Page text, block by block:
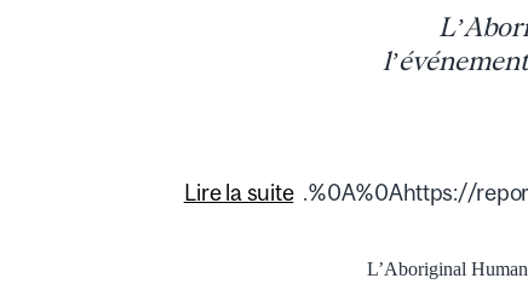
Lire la suite .%0A%0Ahttps://
L’Aboriginal